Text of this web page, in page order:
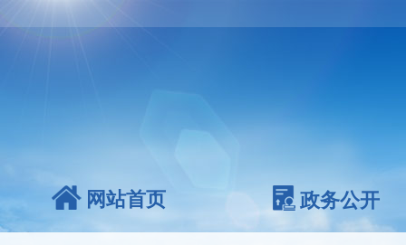
网站首页 政务公开